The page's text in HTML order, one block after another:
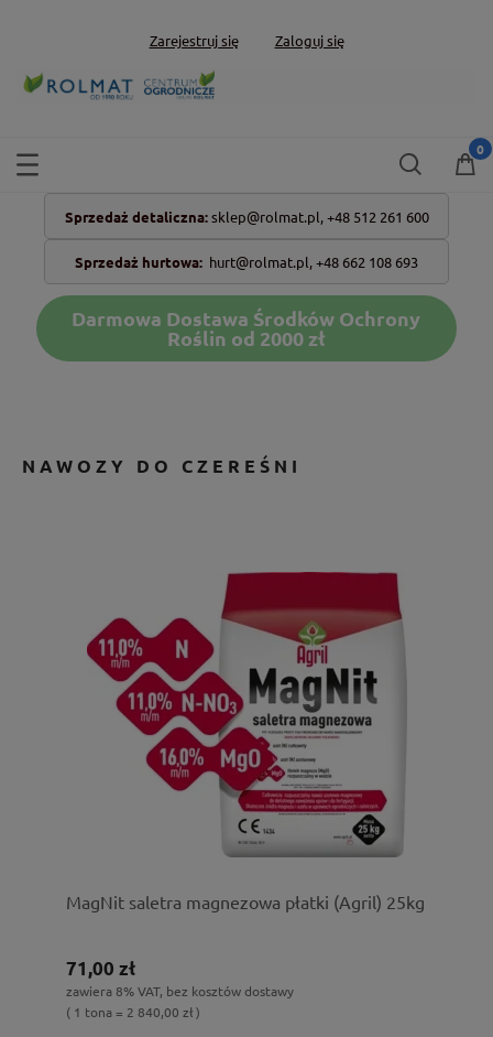
Zarejestruj się Zaloguj się
Sprzedaż detaliczna: sklep@rolmat.pl, +48 512 261 600
Sprzedaż hurtowa: hurt@rolmat.pl,+48 662 108 693
Darmowa Dostawa Środków Ochrony
Roślin od 2000 zł
NAWOZY DO CZEREŚNI
MagNit saletra magnezowa płatki (Agril) 25kg
71,00 zł
zawiera 8% VAT, bez kosztów dostawy
( 1 tona = 2 840,00 zł )